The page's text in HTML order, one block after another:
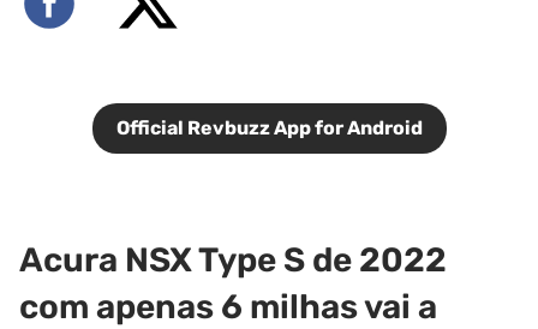
Official Revbuzz App for Android
Acura NSX Type S de 2022
com apenas 6 milhas vai a